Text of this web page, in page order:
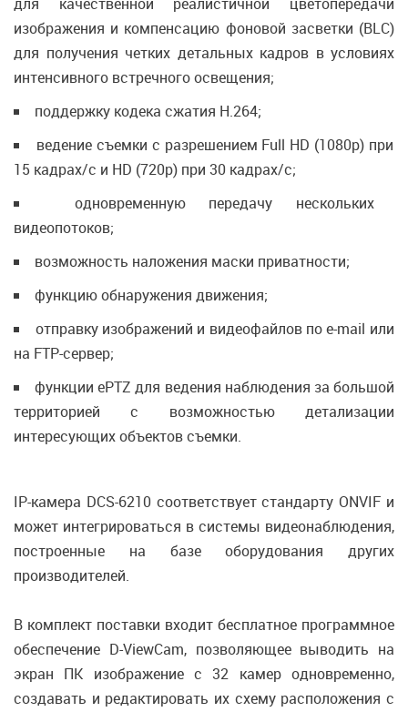
изображения и компенсацию фоновой засветки (BLC)
для получения четких детальных кадров в условиях
интенсивного встречного освещения;
поддержку кодека сжатия H.264;
ведение съемки с разрешением Full HD (1080p) при
15 кадрах/с и HD (720p) при 30 кадрах/с;
одновременную передачу нескольких
видеопотоков;
возможность наложения маски приватности;
функцию обнаружения движения;
отправку изображений и видеофайлов по e-mail или
на FTP-сервер;
функции ePTZ для ведения наблюдения за большой
территорией с возможностью детализации
интересующих объектов съемки.
IP-камера DCS-6210 соответствует стандарту ONVIF и
может интегрироваться в системы видеонаблюдения,
построенные на базе оборудования других
производителей.
В комплект поставки входит бесплатное программное
обеспечение D-ViewCam, позволяющее выводить на
экран ПК изображение с 32 камер одновременно,
создавать и редактировать их схему расположения с